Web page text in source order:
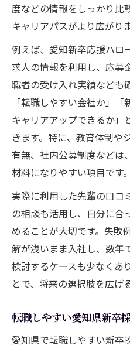
度などの情報をしっかり比
キャリアパスがより広がりま
例えば、愛知新卒応援ハロ
求人の情報を利用し、応募
職者の受け入れ実績なども
「転職しやすい会社か」
キャリアアップできるか」
きます。特に、教育体制や
有無、社内公募制度などは
材料になりやすい項目です。
実際に利用した先輩の口コ
の相談も活用し、自分に合
めることが大切です。失敗
解が浅いまま入社し、数年
検討するケースも少なくあ
とで、将来の選択肢を広げ
転職しやすい愛知県新卒
愛知県で転職しやすい新卒